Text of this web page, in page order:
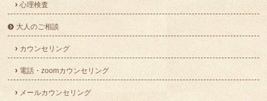
心理検査
大人のご相談
カウンセリング
電話・zoomカウンセリング
メールカウンセリング